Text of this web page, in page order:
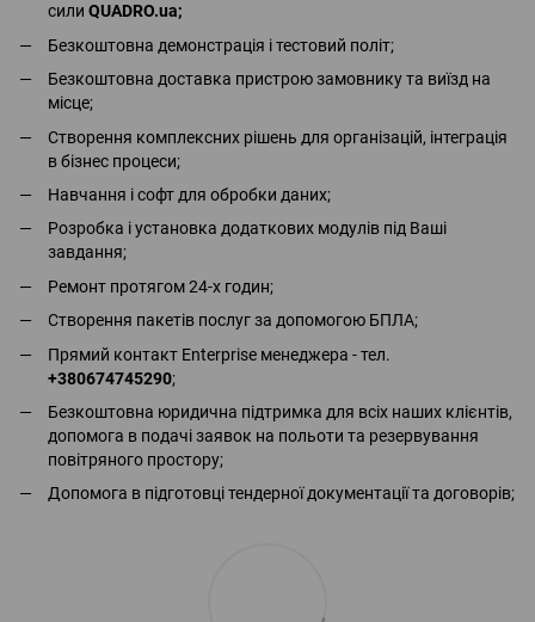
сили QUADRO.ua;
Безкоштовна демонстрація і тестовий політ;
Безкоштовна доставка пристрою замовнику та виїзд на
місце;
Створення комплексних рішень для організацій, інтеграція
в бізнес процеси;
Навчання і софт для обробки даних;
Розробка і установка додаткових модулів під Ваші
завдання;
Ремонт протягом 24-х годин;
Створення пакетів послуг за допомогою БПЛА;
Прямий контакт Enterprise менеджера - тел.
+380674745290;
Безкоштовна юридична підтримка для всіх наших клієнтів,
допомога в подачі заявок на польоти та резервування
повітряного простору;
Допомога в підготовці тендерної документації та договорів;